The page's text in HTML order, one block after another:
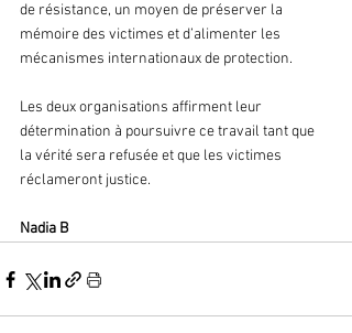
de résistance, un moyen de préserver la
mémoire des victimes et d’alimenter les
mécanismes internationaux de protection.
Les deux organisations affirment leur
détermination à poursuivre ce travail tant que
la vérité sera refusée et que les victimes
réclameront justice.
Nadia B